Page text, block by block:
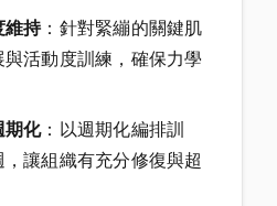
維持：針對緊繃的關鍵肌
活動度訓練，確保力學
期化：以週期化編排訓
讓組織有充分修復與超